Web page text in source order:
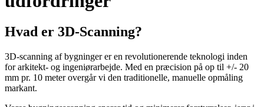
Hvad er 3D-Scanning?
3D-scanning af bygninger er en revolutionerende teknologi inden
for arkitekt- og ingeniørarbejde. Med en præcision på op til +/- 20
mm pr. 10 meter overgår vi den traditionelle, manuelle opmåling
markant.